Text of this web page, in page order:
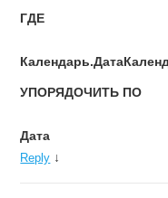
ГДЕ
УПОРЯДОЧИТЬ ПО
Дата
Reply ↓